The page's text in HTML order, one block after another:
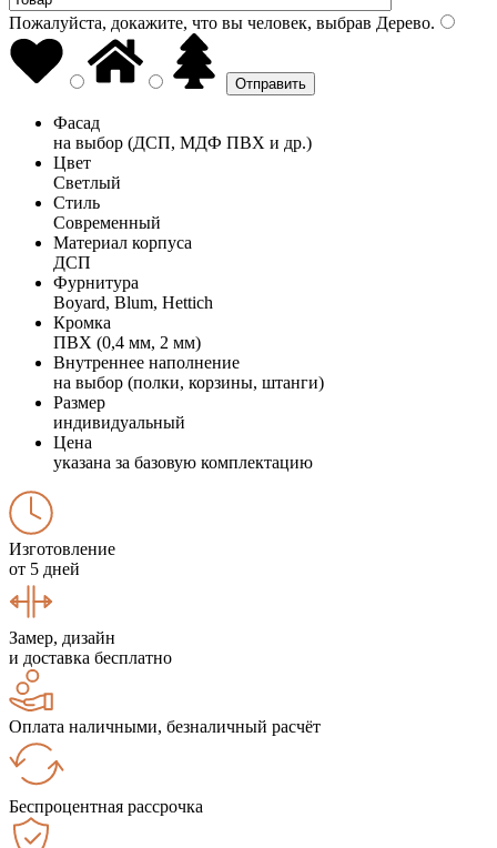
Пожалуйста, докажите, что вы человек, выбрав Дерево.
Фасад
на выбор (ДСП, МДФ ПВХ и др.)
Цвет
Светлый
Стиль
Современный
Материал корпуса
ДСП
Фурнитура
Boyard, Blum, Hettich
Кромка
ПВХ (0,4 мм, 2 мм)
Внутреннее наполнение
на выбор (полки, корзины, штанги)
Размер
индивидуальный
Цена
указана за базовую комплектацию
Изготовление
от 5 дней
Замер, дизайн
и доставка бесплатно
Оплата наличными, безналичный расчёт
Беспроцентная рассрочка